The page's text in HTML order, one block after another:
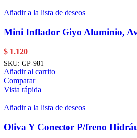
Añadir a la lista de deseos
Mini Inflador Giyo Aluminio,
$ 1.120
SKU: GP-981
Añadir al carrito
Comparar
Vista rápida
Añadir a la lista de deseos
Oliva Y Conector P/freno